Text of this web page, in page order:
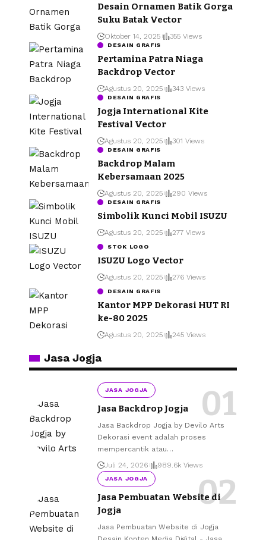
Desain Ornamen Batik Gorga
Suku Batak Vector
Oktober 14, 2025 355 Views
DESAIN GRAFIS
Pertamina Patra Niaga
Backdrop Vector
Agustus 20, 2025 343 Views
DESAIN GRAFIS
Jogja International Kite
Festival Vector
Agustus 20, 2025 301 Views
DESAIN GRAFIS
Backdrop Malam
Kebersamaan 2025
Agustus 20, 2025 290 Views
DESAIN GRAFIS
Simbolik Kunci Mobil ISUZU
Agustus 20, 2025 277 Views
STOK LOGO
ISUZU Logo Vector
Agustus 20, 2025 276 Views
DESAIN GRAFIS
Kantor MPP Dekorasi HUT RI
ke-80 2025
Agustus 20, 2025 245 Views
Jasa Jogja
JASA JOGJA
Jasa Backdrop Jogja
Jasa Backdrop Jogja by Devilo Arts
Dekorasi event adalah proses
mempercantik atau…
Juli 24, 2026
989.6k Views
JASA JOGJA
Jasa Pembuatan Website di
Jogja
Jasa Pembuatan Website di Jogja